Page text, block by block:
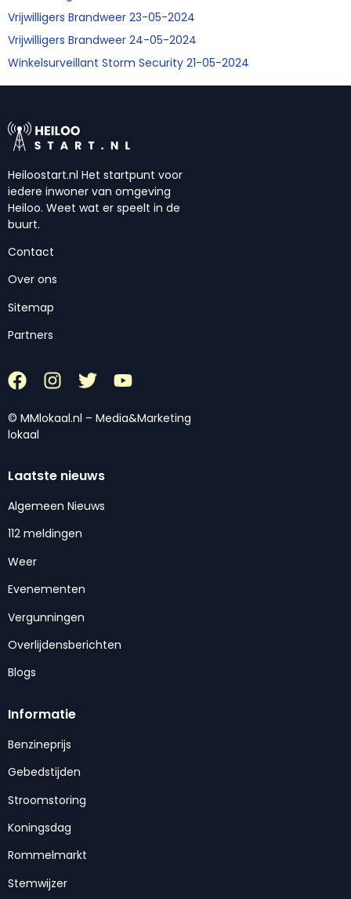
Vrijwilligers Brandweer 23-05-2024
Vrijwilligers Brandweer 24-05-2024
Winkelsurveillant Storm Security 21-05-2024
Heiloostart.nl Het startpunt voor
iedere inwoner van omgeving
Heiloo. Weet wat er speelt in de
buurt.
Contact
Over ons
Sitemap
Partners
© MMlokaal.nl – Media&Marketing
lokaal
Laatste nieuws
Algemeen Nieuws
112 meldingen
Weer
Evenementen
Vergunningen
Overlijdensberichten
Blogs
Informatie
Benzineprijs
Gebedstijden
Stroomstoring
Koningsdag
Rommelmarkt
Stemwijzer